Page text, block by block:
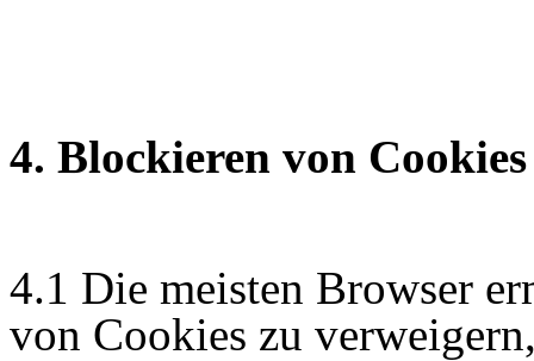
4. Blockieren von Cookies
4.1 Die meisten Browser
von Cookies zu